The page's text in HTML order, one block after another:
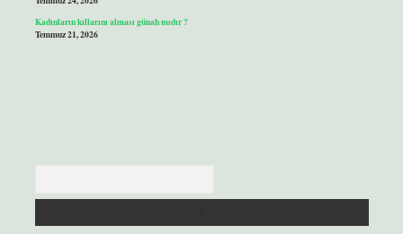
Kadınların kıllarını alması günah mıdır ?
Temmuz 21, 2026